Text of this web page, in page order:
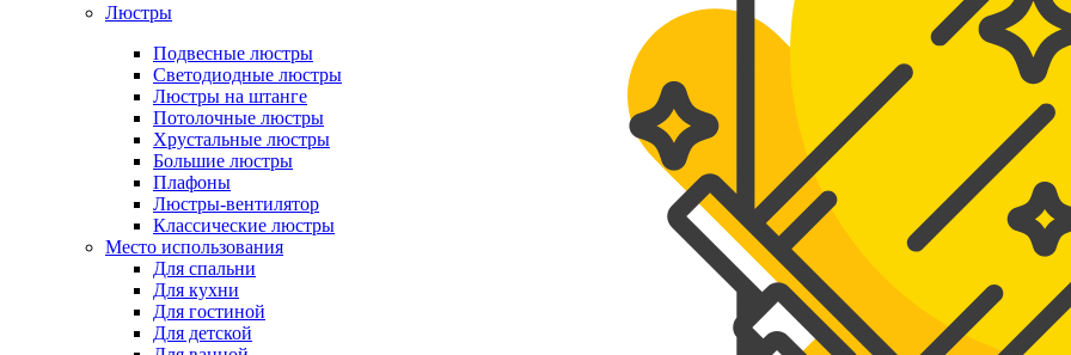
Люстры
Подвесные люстры
Светодиодные люстры
Люстры на штанге
Потолочные люстры
Хрустальные люстры
Большие люстры
Плафоны
Люстры-вентилятор
Классические люстры
Место использования
Для спальни
Для кухни
Для гостиной
Для детской